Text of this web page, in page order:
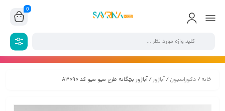
0
خانه/ دکوراسیون/آباژور/ آباژور بچگانه طرح میو میو کد A3090